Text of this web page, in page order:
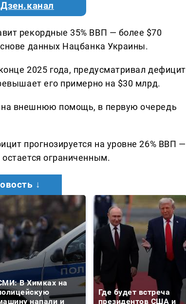
рекордные 35% ВВП — более $70
данных Нацбанка Украины.
2025 года, предусматривал дефицит
его примерно на $30 млрд.
внешнюю помощь, в первую очередь
прогнозируется на уровне 26% ВВП —
ограниченным.
↓
В Химках на
напали и
Где будет встреча
президентов США и